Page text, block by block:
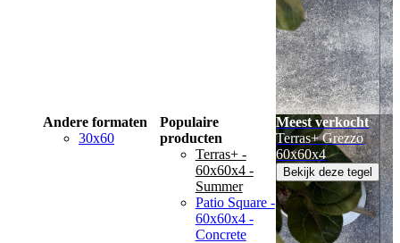
Andere formaten
30x60
Populaire
producten
Terras+ -
60x60x4 -
Summer
Patio Square -
60x60x4 -
Concrete
Meest verkocht
Terras+ Grezzo
60x60x4
Bekijk deze tegel